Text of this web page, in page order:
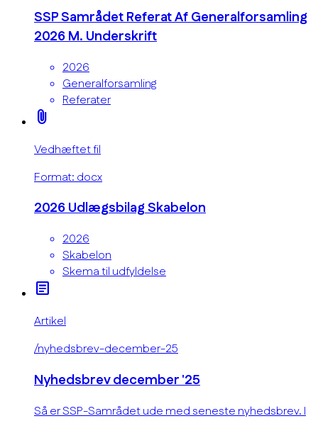
SSP Samrådet Referat Af Generalforsamling
2026 M. Underskrift
2026
Generalforsamling
Referater
attach_file
Vedhæftet fil
Format: docx
2026 Udlægsbilag Skabelon
2026
Skabelon
Skema til udfyldelse
article
Artikel
/nyhedsbrev-december-25
Nyhedsbrev december '25
Så er SSP-Samrådet ude med seneste nyhedsbrev. I